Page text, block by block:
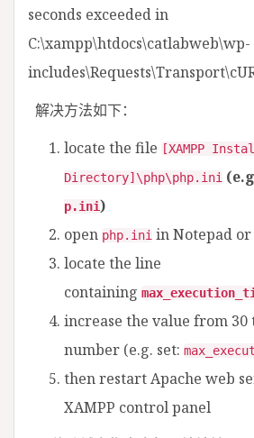
seconds exceeded in
C:\xampp\htdocs\catlabweb\wp-
解决方法如下：
locate the file [XAMPP
Directory]\php\php.ini
p.ini)
open php.ini in Notepad
locate the line
containing
increase the value from 30
number (e.g. set:
then restart Apache web
XAMPP control panel